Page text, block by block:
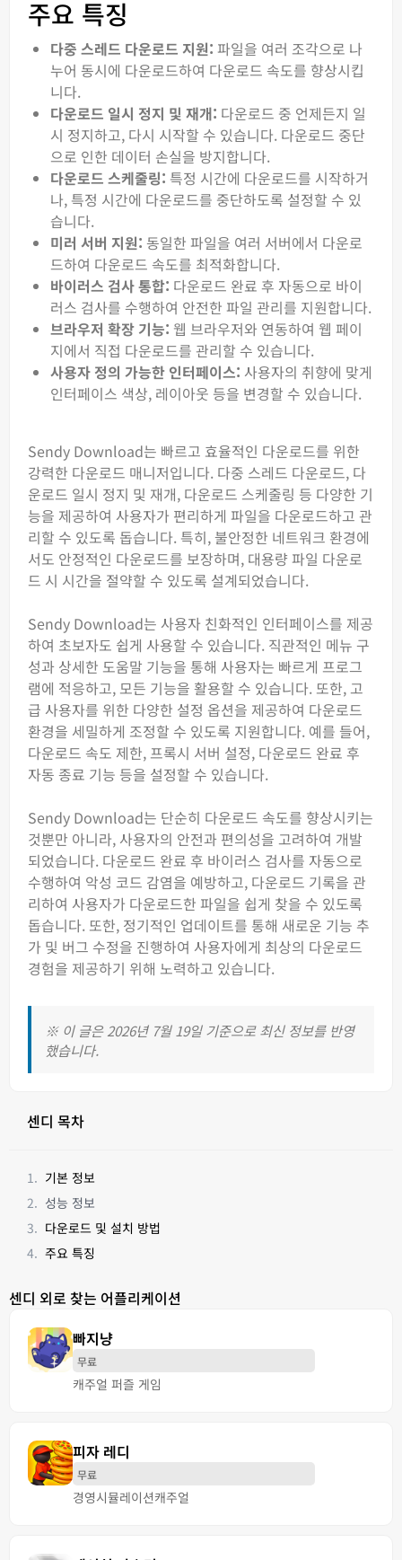
주요 특징
다중 스레드 다운로드 지원: 파일을 여러 조각으로 나
누어 동시에 다운로드하여 다운로드 속도를 향상시킵
니다.
다운로드 일시 정지 및 재개: 다운로드 중 언제든지 일
시 정지하고, 다시 시작할 수 있습니다. 다운로드 중단
으로 인한 데이터 손실을 방지합니다.
다운로드 스케줄링: 특정 시간에 다운로드를 시작하거
나, 특정 시간에 다운로드를 중단하도록 설정할 수 있
습니다.
미러 서버 지원: 동일한 파일을 여러 서버에서 다운로
드하여 다운로드 속도를 최적화합니다.
바이러스 검사 통합: 다운로드 완료 후 자동으로 바이
러스 검사를 수행하여 안전한 파일 관리를 지원합니다.
브라우저 확장 기능: 웹 브라우저와 연동하여 웹 페이
지에서 직접 다운로드를 관리할 수 있습니다.
사용자 정의 가능한 인터페이스: 사용자의 취향에 맞게
인터페이스 색상, 레이아웃 등을 변경할 수 있습니다.
Sendy Download는 빠르고 효율적인 다운로드를 위한
강력한 다운로드 매니저입니다. 다중 스레드 다운로드, 다
운로드 일시 정지 및 재개, 다운로드 스케줄링 등 다양한 기
능을 제공하여 사용자가 편리하게 파일을 다운로드하고 관
리할 수 있도록 돕습니다. 특히, 불안정한 네트워크 환경에
서도 안정적인 다운로드를 보장하며, 대용량 파일 다운로
드 시 시간을 절약할 수 있도록 설계되었습니다.
Sendy Download는 사용자 친화적인 인터페이스를 제공
하여 초보자도 쉽게 사용할 수 있습니다. 직관적인 메뉴 구
성과 상세한 도움말 기능을 통해 사용자는 빠르게 프로그
램에 적응하고, 모든 기능을 활용할 수 있습니다. 또한, 고
급 사용자를 위한 다양한 설정 옵션을 제공하여 다운로드
환경을 세밀하게 조정할 수 있도록 지원합니다. 예를 들어,
다운로드 속도 제한, 프록시 서버 설정, 다운로드 완료 후
자동 종료 기능 등을 설정할 수 있습니다.
Sendy Download는 단순히 다운로드 속도를 향상시키는
것뿐만 아니라, 사용자의 안전과 편의성을 고려하여 개발
되었습니다. 다운로드 완료 후 바이러스 검사를 자동으로
수행하여 악성 코드 감염을 예방하고, 다운로드 기록을 관
리하여 사용자가 다운로드한 파일을 쉽게 찾을 수 있도록
돕습니다. 또한, 정기적인 업데이트를 통해 새로운 기능 추
가 및 버그 수정을 진행하여 사용자에게 최상의 다운로드
경험을 제공하기 위해 노력하고 있습니다.
※ 이 글은 2026년 7월 19일 기준으로 최신 정보를 반영
했습니다.
센디 목차
기본 정보
성능 정보
다운로드 및 설치 방법
주요 특징
센디 외로 찾는 어플리케이션
빠지냥
무료
캐주얼 퍼즐 게임
피자 레디
무료
경영시뮬레이션캐주얼